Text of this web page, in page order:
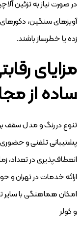
در صورت نیاز به تزئین
آویزهای سنگین،
زده یا خطرساز باشند.
مزایای
ساده از
تنوع در رنگ و مدل سقف
پشتیبانی تلفنی و
انعطاف‌پذیری در
ارائه خدمات در تهران و
امکان هماهنگی با سایر
و کولر